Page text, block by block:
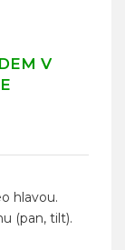
V
hlavou.
(pan, tilt).